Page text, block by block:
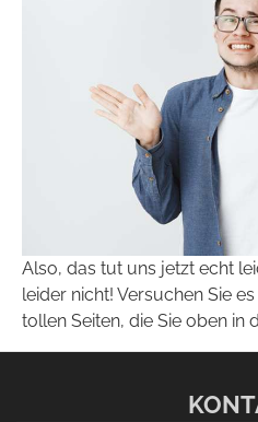
Also, das tut uns jetzt echt
leider nicht! Versuchen Sie
tollen Seiten, die Sie oben in